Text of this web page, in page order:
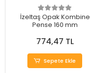
İzeltaş Opak Kombine
Pense 160 mm
774,47 TL
Sepete Ekle